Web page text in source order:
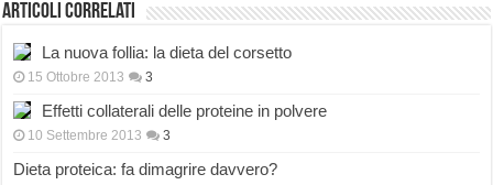
Articoli correlati
La nuova follia: la dieta del corsetto
15 Ottobre 2013 3
Effetti collaterali delle proteine in polvere
10 Settembre 2013 3
Dieta proteica: fa dimagrire davvero?